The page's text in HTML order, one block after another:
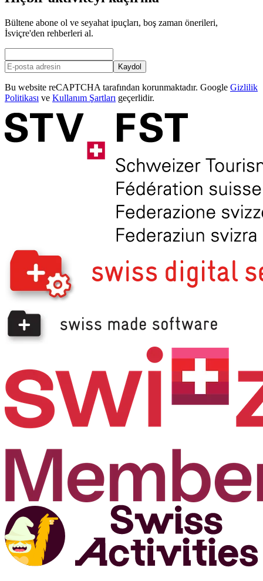
Bültene abone ol ve seyahat ipuçları, boş zaman önerileri,
İsviçre'den rehberleri al.
Kaydol
Bu website reCAPTCHA tarafından korunmaktadır. Google Gizlilik
Politikası ve Kullanım Şartları geçerlidir.